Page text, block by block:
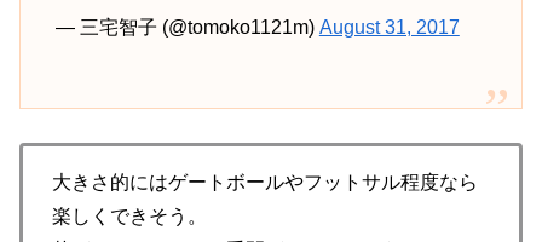
— 三宅智子 (@tomoko1121m) August 31, 2017
大きさ的にはゲートボールやフットサル程度なら
楽しくできそう。